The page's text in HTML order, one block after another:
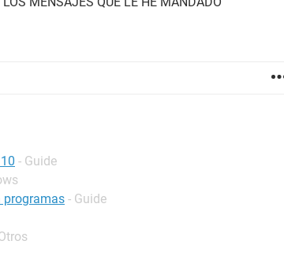
- Guide
programas - Guide